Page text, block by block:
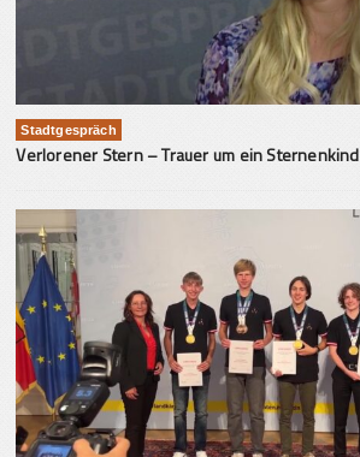
Stadtgespräch
Verlorener Stern – Trauer um ein Sternenkind